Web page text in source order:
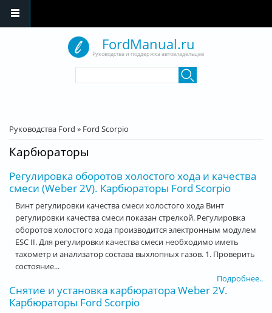
FordManual.ru
Руководства и поддержка автовладельцев
Вы здесь
Руководства Ford » Ford Scorpio
Карбюраторы
Регулировка оборотов холостого хода и качества
смеси (Weber 2V). Карбюраторы Ford Scorpio
Винт регулировки качества смеси холостого хода Винт
регулировки качества смеси показан стрелкой. Регулировка
оборотов холостого хода производится электронным модулем
ESC II. Для регулировки качества смеси необходимо иметь
тахометр и анализатор состава выхлопных газов. 1. Проверить
состояние...
Подробнее..
Снятие и установка карбюратора Weber 2V.
Карбюраторы Ford Scorpio